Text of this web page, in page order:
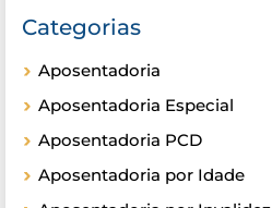
Categorias
Aposentadoria
Aposentadoria Especial
Aposentadoria PCD
Aposentadoria por Idade